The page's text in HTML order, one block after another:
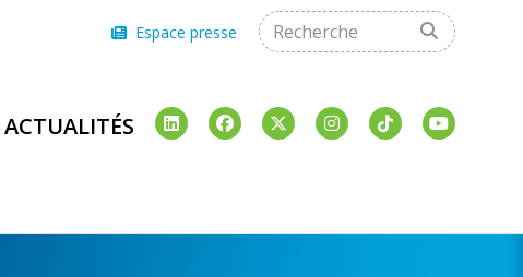
Espace presse
ACTUALITÉS